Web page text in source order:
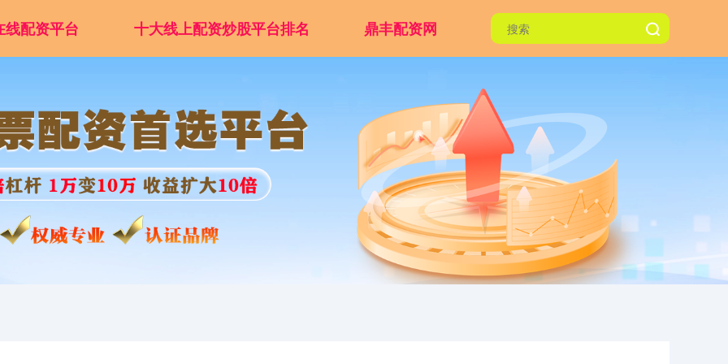
线配资平台 十大线上配资炒股平台排名 鼎丰配资网